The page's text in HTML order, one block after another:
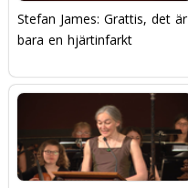
Stefan James: Grattis, det är
bara en hjärtinfarkt